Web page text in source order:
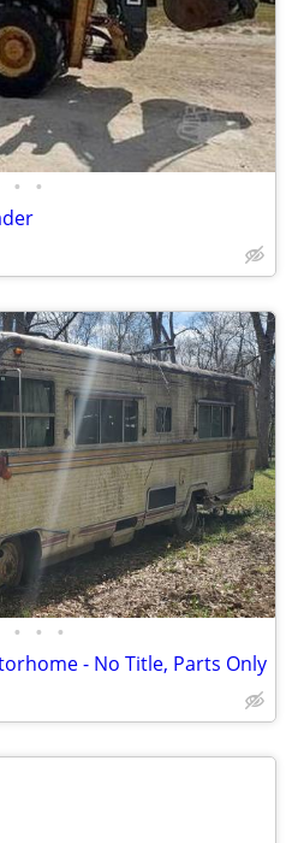
• •
• • •
- No Title, Parts Only